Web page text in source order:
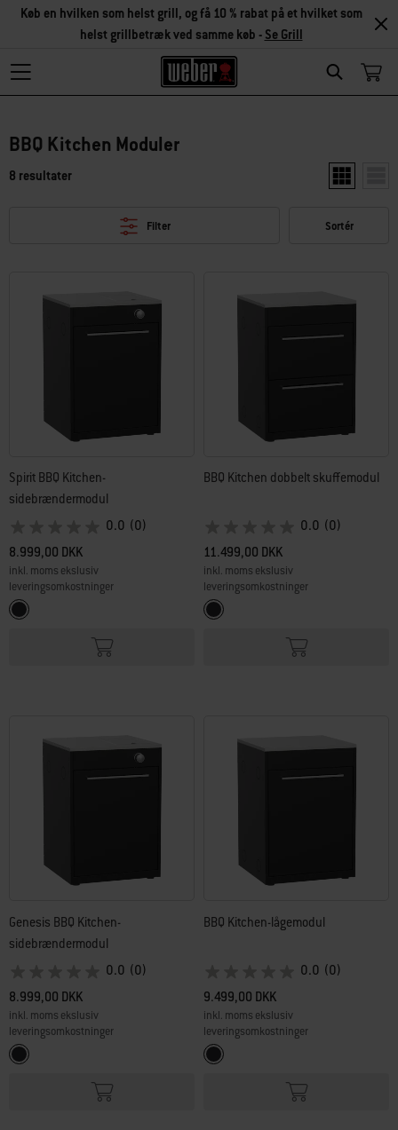
Search
Køb en hvilken som helst grill, og få 10 % rabat på et hvilket som
helst grillbetræk ved samme køb - Se Grill
BBQ Kitchen Moduler
8 resultater Vis to
Filter Sortér
Spirit BBQ Kitchen-
sidebrændermodul
0.0 (0)
8.999,00 DKK
inkl. moms ekslusiv
leveringsomkostninger
Color Options
Sort
BBQ Kitchen dobbelt skuffemodul
0.0 (0)
11.499,00 DKK
inkl. moms ekslusiv
leveringsomkostninger
Color Options
Sort
Genesis BBQ Kitchen-
sidebrændermodul
0.0 (0)
8.999,00 DKK
inkl. moms ekslusiv
leveringsomkostninger
Color Options
Sort
BBQ Kitchen-lågemodul
0.0 (0)
9.499,00 DKK
inkl. moms ekslusiv
leveringsomkostninger
Color Options
Sort